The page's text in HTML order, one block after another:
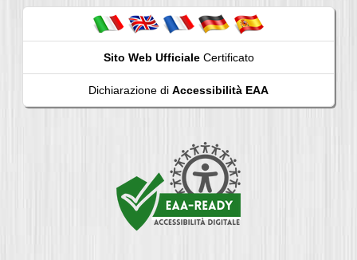
Sito Web UfficialeCertificato
Dichiarazione di Accessibilità EAA